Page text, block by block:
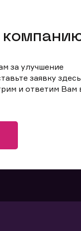
за улучшение
заявку
и ответим Вам